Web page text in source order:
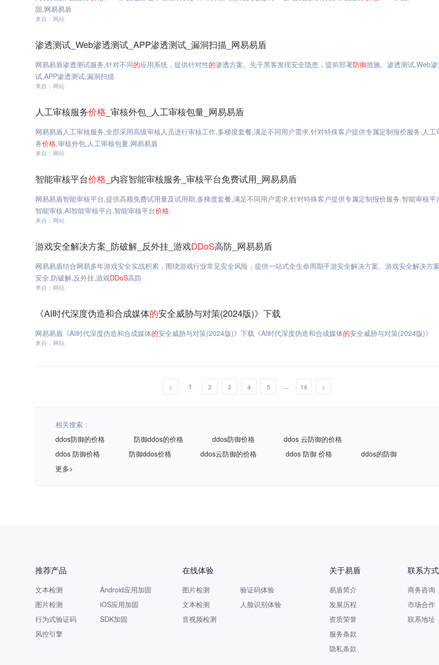
固,网易易盾
来自：网站
渗透测试_Web渗透测试_APP渗透测试_漏洞扫描_网易易盾
网易易盾渗透测试服务,针对不同的应用系统，提供针对性的渗透方案。先于黑客发现安全隐患，提前部署防御措施。渗透测试,Web
试,APP渗透测试,漏洞扫描
来自：网站
人工审核服务价格 _审核外包_人工审核包量_网易易盾
网易易盾人工审核服务,全部采用高级审核人员进行审核工作,多梯度套餐,满足不同用户需求,针对特殊客户提供专属定制报价服务.人工
务价格,审核外包,人工审核包量,网易易盾
来自：网站
智能审核平台价格 _内容智能审核服务_审核平台免费试用_网易易盾
网易易盾智能审核平台,提供高额免费试用量及试用期,多梯度套餐,满足不同用户需求,针对特殊客户提供专属定制报价服务.智能审核平
智能审核,AI智能审核平台,智能审核平台价格
来自：网站
游戏安全解决方案_防破解_反外挂_游戏DDoS高防_网易易盾
网易易盾结合网易多年游戏安全实战积累，围绕游戏行业常见安全风险，提供一站式全生命周期手游安全解决方案。游戏安全解决方
安全,防破解,反外挂,游戏DDoS高防
来自：网站
《AI时代深度伪造和合成媒体的安全威胁与对策(2024版)》下载
网易易盾《AI时代深度伪造和合成媒体的安全威胁与对策(2024版)》下载《AI时代深度伪造和合成媒体的安全威胁与对策(2024版)》
来自：网站
< 1 2 3 4 5 ... 14 >
相关搜索：
ddos防御的价格
防御ddos的价格 ddos防御价格
ddos 云防御的价格
ddos 防御价格
防御ddos价格 ddos云防御的价格 ddos 防御 价格
ddos的防御
更多>
推荐产品
文本检测
图片检测
行为式验证码
风控引擎
Android应用加固
iOS应用加固
SDK加固
在线体验
图片检测
文本检测
音视频检测
验证码体验
人脸识别体验
关于易盾
易盾简介
发展历程
资质荣誉
服务条款
隐私条款
联系方式
商务咨询
市场合作
联系地址